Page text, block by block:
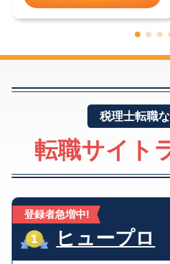
税理士転職
転職サイト
登録者急増中!
ヒュープロ